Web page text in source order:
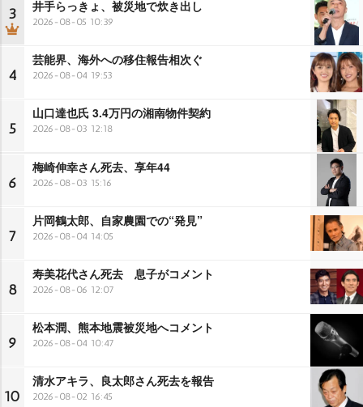
3 井手らっきょ、被災地で炊き出し
2026-08-05 10:39
4
芸能界、海外への移住報告相次ぐ
2026-08-04 19:53
5
山口達也氏 3.4万円の湘南物件契約
2026-08-03 12:18
6
梅崎伸幸さん死去、享年44
2026-08-03 15:16
7
片岡鶴太郎、自家農園での“発見”
2026-08-04 14:05
8
寿美花代さん死去 息子がコメント
2026-08-06 12:07
9
松本潤、熊本地震被災地へコメント
2026-08-04 10:47
10
清水アキラ、良太郎さん死去を報告
2026-08-02 16:45